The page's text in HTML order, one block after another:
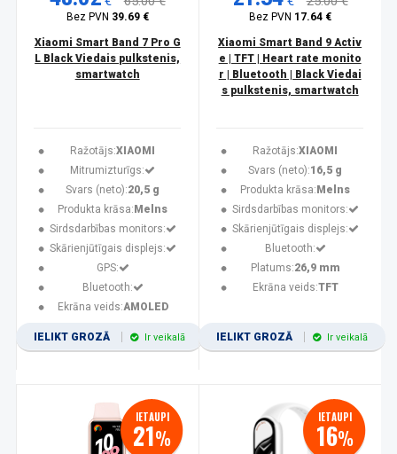
Bez PVN 39.69 €
Xiaomi Smart Band 7 Pro G
L Black Viedais pulkstenis,
smartwatch
Ražotājs:XIAOMI
Mitrumizturīgs:
Svars (neto):20,5 g
Produkta krāsa: Melns
Sirdsdarbības monitors:
Skārienjūtīgais displejs:
GPS:
Bluetooth:
Ekrāna veids:AMOLED
IELIKT GROZĀ Ir veikalā
Bez PVN 17.64 €
Xiaomi Smart Band 9 Activ
e | TFT | Heart rate monito
r | Bluetooth | Black Viedai
s pulkstenis, smartwatch
Ražotājs:XIAOMI
Svars (neto):16,5 g
Produkta krāsa: Melns
Sirdsdarbības monitors:
Skārienjūtīgais displejs:
Bluetooth:
Platums:26,9 mm
Ekrāna veids:TFT
IELIKT GROZĀ Ir veikalā
IETAUPI
21%
IETAUPI
16%